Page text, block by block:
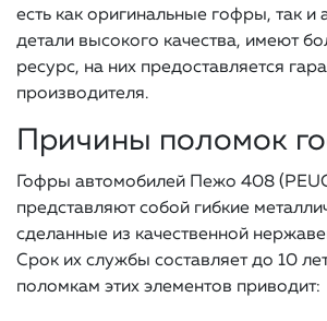
есть как оригинальные гофры, так и
детали высокого качества, имеют
ресурс, на них предоставляется
производителя.
Причины поломок
Гофры автомобилей Пежо 408
представляют собой гибкие
сделанные из качественной
Срок их службы составляет до 10
поломкам этих элементов приводит: